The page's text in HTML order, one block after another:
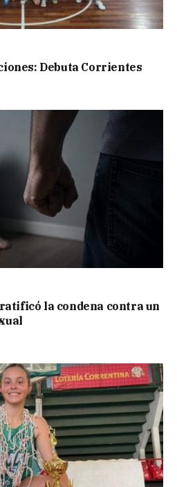
Debuta Corrientes
la condena contra un